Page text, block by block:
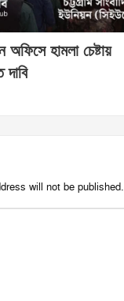
অফিসে হামলা চেষ্টায়
will not be published.